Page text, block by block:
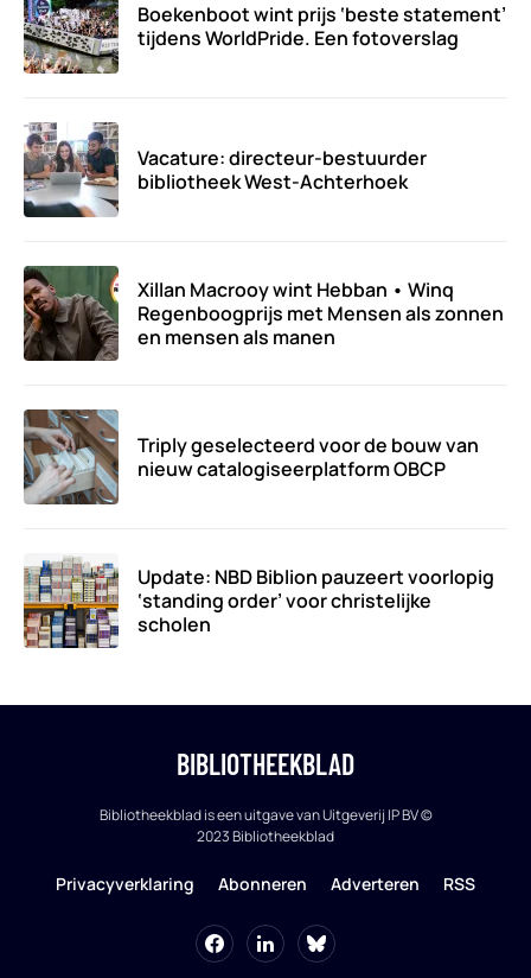
Boekenboot wint prijs ‘beste statement’
tijdens WorldPride. Een fotoverslag
Vacature: directeur-bestuurder
bibliotheek West-Achterhoek
Xillan Macrooy wint Hebban • Winq
Regenboogprijs met Mensen als zonnen
en mensen als manen
Triply geselecteerd voor de bouw van
nieuw catalogiseerplatform OBCP
Update: NBD Biblion pauzeert voorlopig
‘standing order’ voor christelijke
scholen
BIBLIOTHEEKBLAD
Bibliotheekblad is een uitgave van Uitgeverij IP BV ©
2023 Bibliotheekblad
Privacyverklaring Abonneren Adverteren RSS